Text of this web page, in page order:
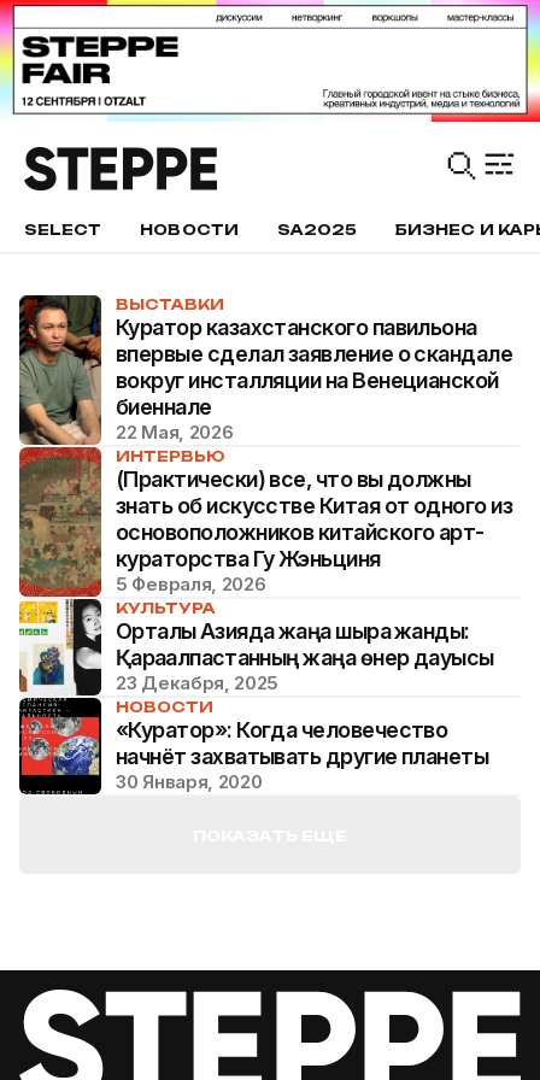
SELECT НОВОСТИ SA2025 БИЗНЕС И
ВЫСТАВКИ
Куратор казахстанского павильона
впервые сделал заявление о скандале
вокруг инсталляции на Венецианской
биеннале
22 Мая, 2026
ИНТЕРВЬЮ
(Практически) все, что вы должны
знать об искусстве Китая от одного из
основоположников китайского арт-
кураторства Гу Жэньциня
5 Февраля, 2026
КУЛЬТУРА
Орталық Азияда жаңа шырақ жанды:
Қарақалпақстанның жаңа өнер дауысы
23 Декабря, 2025
НОВОСТИ
«Куратор»: Когда человечество
начнёт захватывать другие планеты
30 Января, 2020